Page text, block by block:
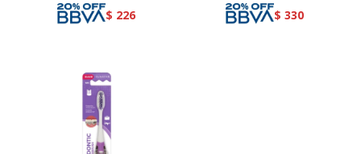
$ 226 $ 330